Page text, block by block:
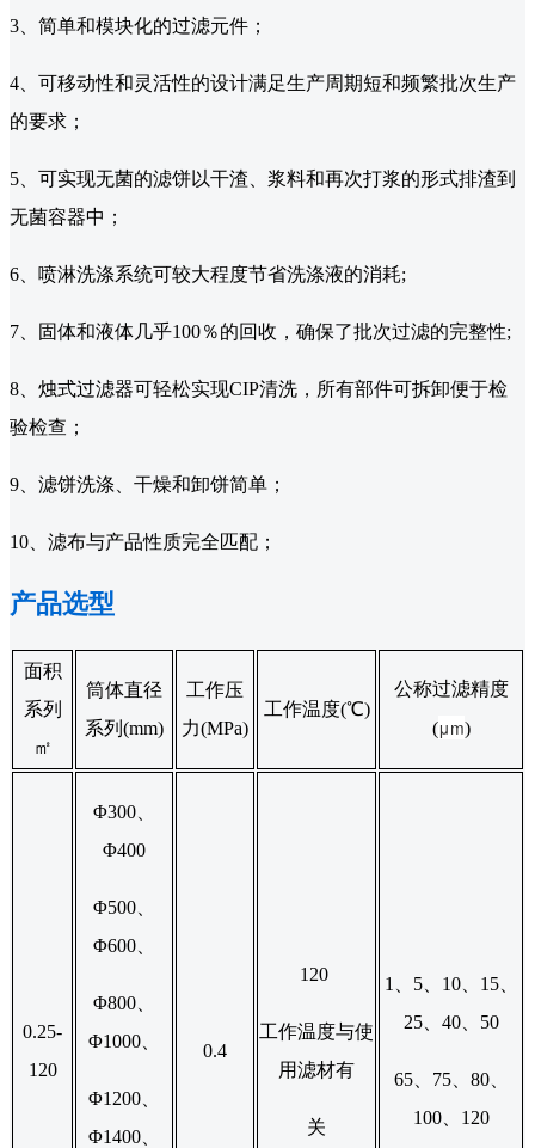
3、简单和模块化的过滤元件；
4、可移动性和灵活性的设计满足生产周期短和频繁批次生产
的要求；
5、可实现无菌的滤饼以干渣、浆料和再次打浆的形式排渣到
无菌容器中；
6、喷淋洗涤系统可较大程度节省洗涤液的消耗;
7、固体和液体几乎100％的回收，确保了批次过滤的完整性;
8、烛式过滤器可轻松实现CIP清洗，所有部件可拆卸便于检
验检查；
9、滤饼洗涤、干燥和卸饼简单；
10、滤布与产品性质完全匹配；
产品选型
面积
系列
㎡
筒体直径
系列(mm)
工作压
力(MPa)
工作温度(℃)
公称过滤精度
(μm)
0.25-
120
Φ300、
Φ400
Φ500、
Φ600、
Φ800、
Φ1000、
Φ1200、
Φ1400、
0.4
120
工作温度与使
用滤材有
关
1、5、10、15、
25、40、50
65、75、80、
100、120